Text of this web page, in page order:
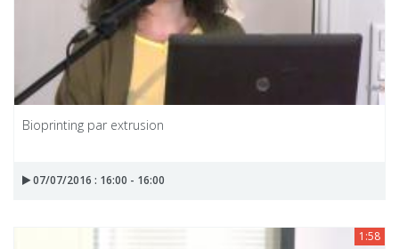
Bioprinting par extrusion
07/07/2016 : 16:00 - 16:00
1:58